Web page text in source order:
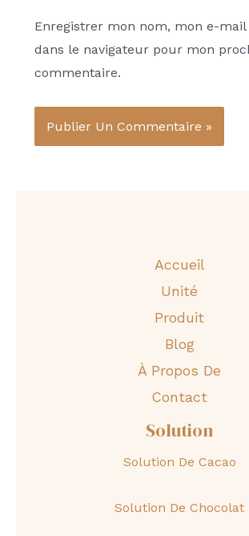
Enregistrer mon nom, mon e-
dans le navigateur pour mon
commentaire.
Accueil
Unité
Produit
Blog
À Propos De
Contact
Solution
Solution De Cacao
Solution De Chocolat